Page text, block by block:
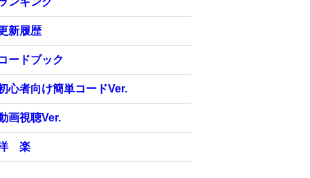
新履歴
ードブック
心者向け簡単コードVer.
画視聴Ver.
楽